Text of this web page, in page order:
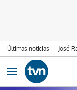
Últimas noticias José
Ir al contenido
Obrir navegació